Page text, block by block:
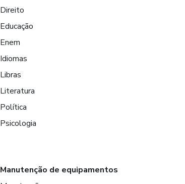
Direito
Educação
Enem
Idiomas
Libras
Literatura
Política
Psicologia
Manutenção de equipamentos